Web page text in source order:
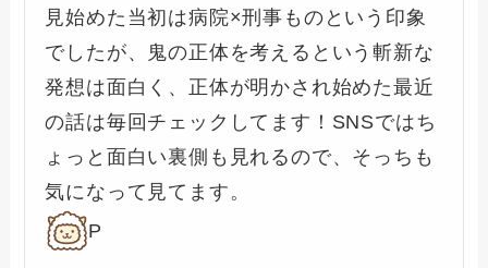
見始めた当初は病院×刑事ものという印象
でしたが、鬼の正体を考えるという斬新な
発想は面白く、正体が明かされ始めた最近
の話は毎回チェックしてます！SNSではち
ょっと面白い裏側も見れるので、そっちも
気になって見てます。
P